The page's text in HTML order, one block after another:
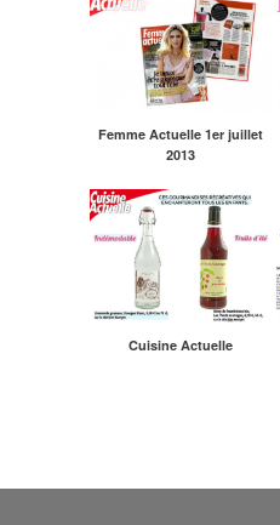
Femme Actuelle 1er juillet
2013
Cuisine Actuelle